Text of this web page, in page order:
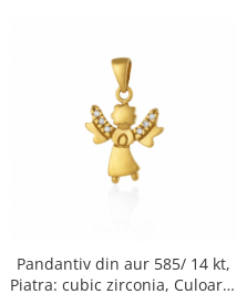
Pandantiv din aur 585/ 14 kt,
Piatra: cubic zirconia, Culoare: